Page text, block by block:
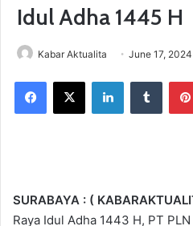
Idul Adha 1445 H
Kabar Aktualita June 17, 2024
SURABAYA : (
Raya Idul Adha 1443 H, PT